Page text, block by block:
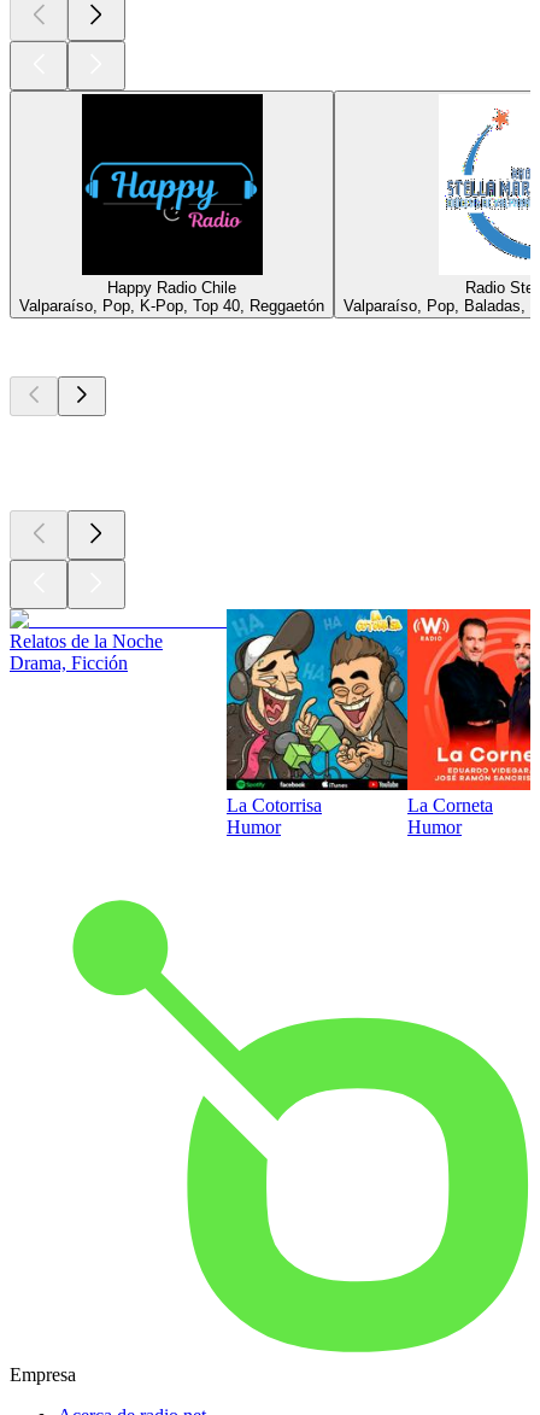
Happy Radio Chile
Valparaíso, Pop, K-Pop, Top 40, Reggaetón
Radio
Valparaíso, Pop, Baladas,
Relatos de la Noche
Drama, Ficción
La Cotorrisa
Humor
La Corneta
Humor
Empresa